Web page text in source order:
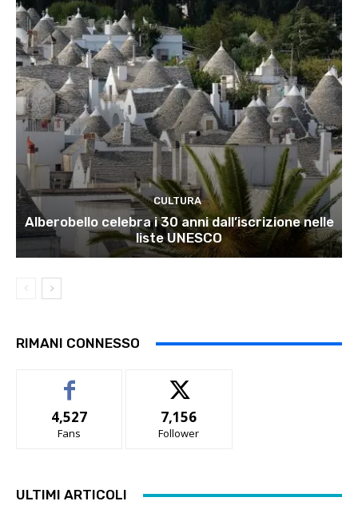
CULTURA
Alberobello celebra i 30 anni dall’iscrizione nelle
liste UNESCO
RIMANI CONNESSO
4,527
Fans
7,156
Follower
ULTIMI ARTICOLI